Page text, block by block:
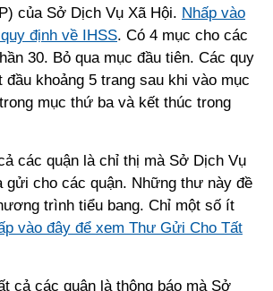
của Sở Dịch Vụ Xã Hội. Nhấp vào
định về IHSS. Có 4 mục cho các
30. Bỏ qua mục đầu tiên. Các quy
đầu khoảng 5 trang sau khi vào mục
mục thứ ba và kết thúc trong
các quận là chỉ thị mà Sở Dịch Vụ
gửi cho các quận. Những thư này đề
trình tiểu bang. Chỉ một số ít
vào đây để xem Thư Gửi Cho Tất
cả các quận là thông báo mà Sở